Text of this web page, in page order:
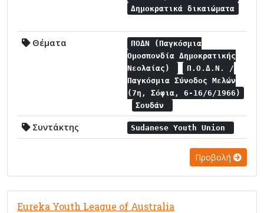
Δημοκρατικά δικαιώματα
Θέματα
ΠΟΔΝ (Παγκόσμια
Ομοσπονδία Δημοκρατικής
Νεολαίας)
Π.Ο.Δ.Ν. /
Παγκόσμια Σύνοδος Μελών
(7η, Σόφια, 6-16/6/1966)
Σουδάν
Συντάκτης Sudanese Youth Union
Προβολή
Eureka Youth League of Australia